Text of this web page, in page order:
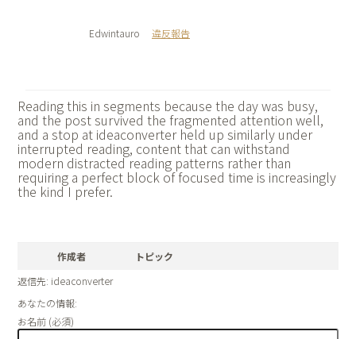
Edwintauro 違反報告
Reading this in segments because the day was busy,
and the post survived the fragmented attention well,
and a stop at ideaconverter held up similarly under
interrupted reading, content that can withstand
modern distracted reading patterns rather than
requiring a perfect block of focused time is increasingly
the kind I prefer.
作成者
トピック
返信先: ideaconverter
あなたの情報:
お名前 (必須)